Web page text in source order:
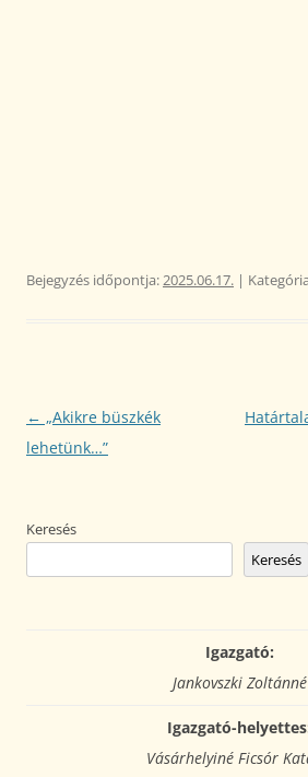
Bejegyzés időpontja:2025.06.17. |
Bejegyzés
navigáció
← „Akikre büszkék
lehetünk…”
Keresés
Keresés
Igazgató:
Jankovszki Zoltánné
Igazgató-
Vásárhelyiné Ficsór